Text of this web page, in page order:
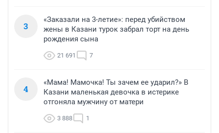
3
«Заказали на 3-летие»: перед убийством
жены в Казани турок забрал торт на день
рождения сына
21 691 7
4
«Мама! Мамочка! Ты зачем ее ударил?» В
Казани маленькая девочка в истерике
отгоняла мужчину от матери
3 888 1